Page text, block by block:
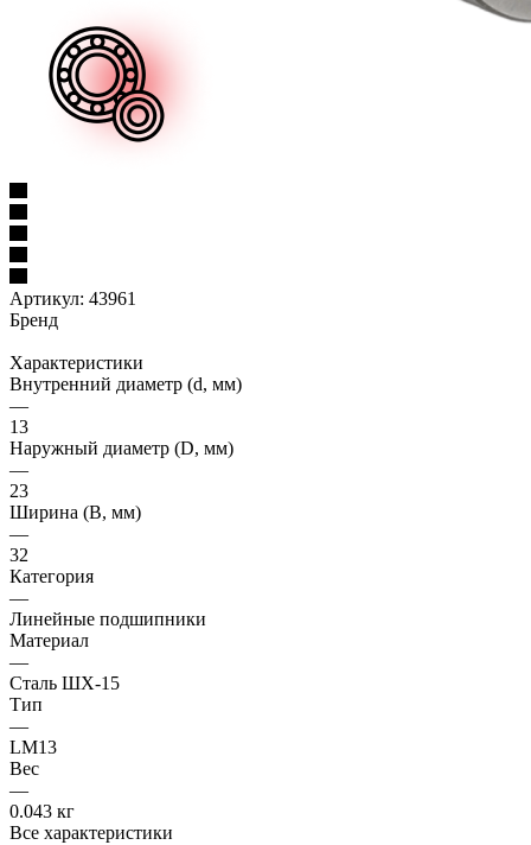
Артикул: 43961
Бренд
Характеристики
Внутренний диаметр (d, мм)
—
13
Наружный диаметр (D, мм)
—
23
Ширина (B, мм)
—
32
Категория
—
Линейные подшипники
Материал
—
Сталь ШХ-15
Тип
—
LM13
Вес
—
0.043 кг
Все характеристики